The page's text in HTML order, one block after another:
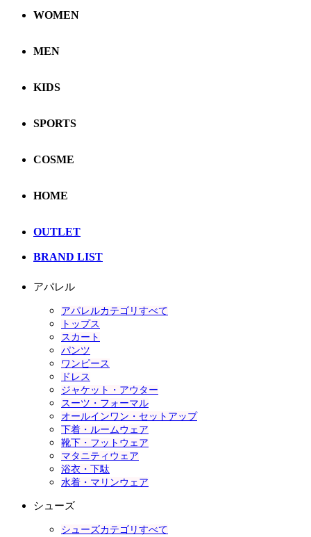
WOMEN
MEN
KIDS
SPORTS
COSME
HOME
OUTLET
BRAND LIST
アパレル
アパレルカテゴリすべて
トップス
スカート
パンツ
ワンピース
ドレス
ジャケット・アウター
スーツ・フォーマル
オールインワン・セットアップ
下着・ルームウェア
靴下・フットウェア
マタニティウェア
浴衣・下駄
水着・マリンウェア
シューズ
シューズカテゴリすべて